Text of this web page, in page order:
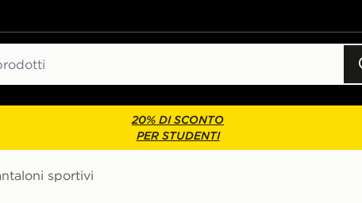
20% DI SCONTO
PER STUDENTI
sportivi